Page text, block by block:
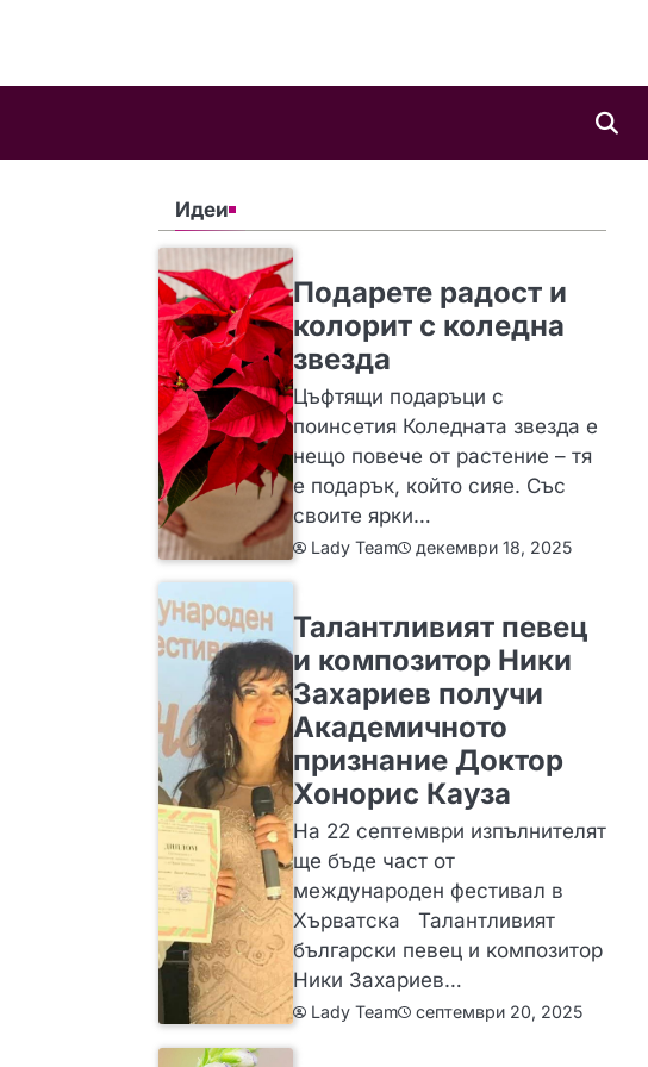
Идеи
Подарете радост и
колорит с коледна
звезда
Цъфтящи подаръци с
поинсетия Коледната звезда е
нещо повече от растение – тя
е подарък, който сияе. Със
своите ярки…
Lady Team декември 18, 2025
Талантливият певец
и композитор Ники
Захариев получи
Академичното
признание Доктор
Хонорис Кауза
На 22 септември изпълнителят
ще бъде част от
международен фестивал в
Хърватска Талантливият
български певец и композитор
Ники Захариев…
Lady Team септември 20, 2025